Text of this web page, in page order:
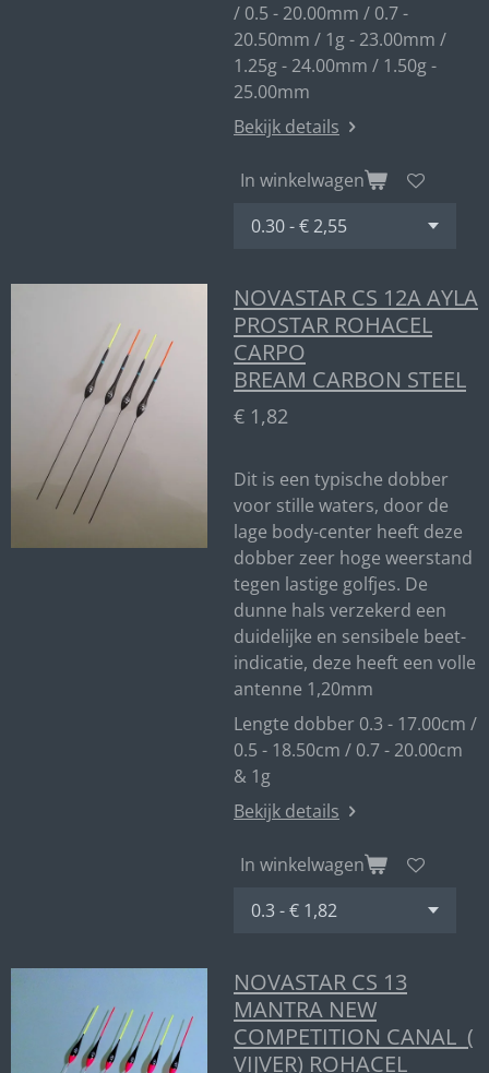
/ 0.5 - 20.00mm / 0.7 -
20.50mm / 1g - 23.00mm /
1.25g - 24.00mm / 1.50g -
25.00mm
Bekijk details
In winkelwagen
NOVASTAR CS 12A AYLA
PROSTAR ROHACEL
CARPO
BREAM CARBON STEEL
€ 1,82
Dit is een typische dobber
voor stille waters, door de
lage body-center heeft deze
dobber zeer hoge weerstand
tegen lastige golfjes. De
dunne hals verzekerd een
duidelijke en sensibele beet-
indicatie, deze heeft een volle
antenne 1,20mm
Lengte dobber 0.3 - 17.00cm /
0.5 - 18.50cm / 0.7 - 20.00cm
& 1g
Bekijk details
In winkelwagen
NOVASTAR CS 13
MANTRA NEW
COMPETITION CANAL (
VIJVER) ROHACEL